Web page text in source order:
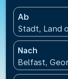
Ab
Stadt, Land
Nach
Belfast,